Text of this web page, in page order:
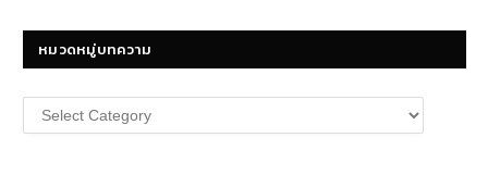
หมวดหมู่บทความ
หมวด
หมู่